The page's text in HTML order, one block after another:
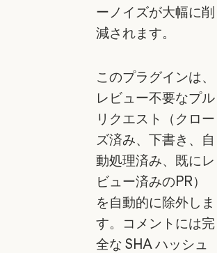
ーノイズが大幅に削
減されます。
このプラグインは、
レビュー不要なプル
リクエスト（クロー
ズ済み、下書き、自
動処理済み、既にレ
ビュー済みのPR）
を自動的に除外しま
す。コメントには完
全な SHA ハッシュ